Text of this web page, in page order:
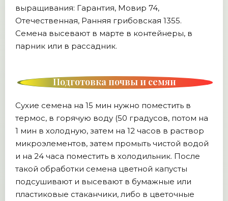
выращивания: Гарантия, Мовир 74,
Отечественная, Ранняя грибовская 1355.
Семена высевают в марте в контейнеры, в
парник или в рассадник.
Подготовка почвы и семян
Сухие семена на 15 мин нужно поместить в
термос, в горячую воду (50 градусов, потом на
1 мин в холодную, затем на 12 часов в раствор
микроэлементов, затем промыть чистой водой
и на 24 часа поместить в холодильник. После
такой обработки семена цветной капусты
подсушивают и высевают в бумажные или
пластиковые стаканчики, либо в цветочные